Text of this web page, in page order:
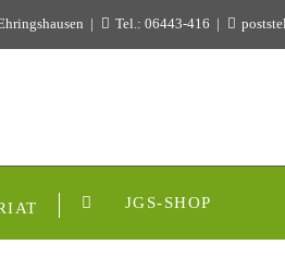
Tel.: 06443-416
JGS-SHOP